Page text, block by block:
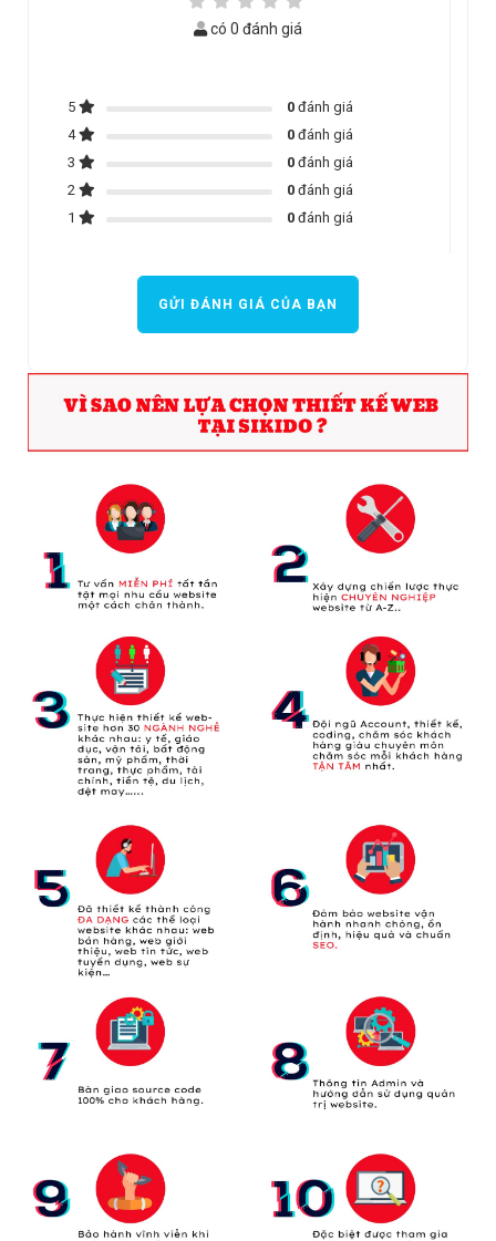
có 0 đánh giá
5 0đánh giá
4
0đánh giá
3
0đánh giá
2
0đánh giá
1
0đánh giá
GỬI ĐÁNH GIÁ CỦA BẠN